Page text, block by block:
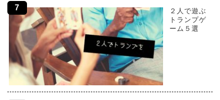
２人で遊ぶ
トランプゲ
ーム５選